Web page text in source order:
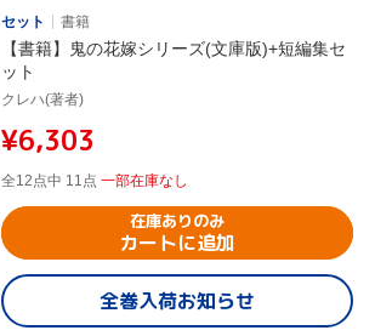
セット 書籍
【書籍】鬼の花嫁シリーズ(文庫版)+短編集セ
ット
クレハ(著者)
¥6,303
全12点中 11点 一部在庫なし
在庫ありのみ
カートに追加
全巻入荷お知らせ